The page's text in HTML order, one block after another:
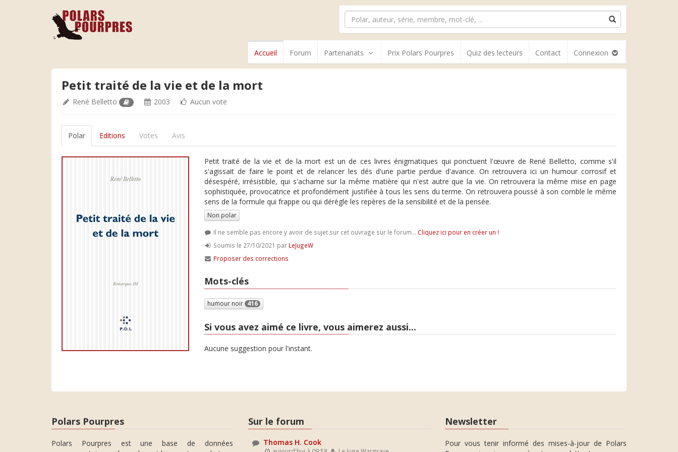
Accueil Forum Partenariats Prix Polars Pourpres Quiz des lecteurs Contact Connexion
Petit traité de la vie et de la mort
René Belletto 2003 Aucun vote
Polar Editions Votes Avis
Petit traité de la vie et de la mort est un de ces livres énigmatiques qui ponctuent l'œuvre de René Belletto, comme s'il
s'agissait de faire le point et de relancer les dés d'une partie perdue d'avance. On retrouvera ici un humour corrosif et
désespéré, irrésistible, qui s'acharne sur la même matière qui n'est autre que la vie. On retrouvera la même mise en page
sophistiquée, provocatrice et profondément justifiée à tous les sens du terme. On retrouvera poussé à son comble le même
sens de la formule qui frappe ou qui dérègle les repères de la sensibilité et de la pensée.
Non polar
Il ne semble pas encore y avoir de sujet sur cet ouvrage sur le forum... Cliquez ici pour en créer un !
Soumis le 27/10/2021 par LeJugeW
Proposer des corrections
Mots-clés
humour noir 416
Si vous avez aimé ce livre, vous aimerez aussi...
Aucune suggestion pour l'instant.
Polars Pourpres
Polars Pourpres est une base de données
Sur le forum
Thomas H. Cook
Newsletter
Pour vous tenir informé des mises-à-jour de Polars